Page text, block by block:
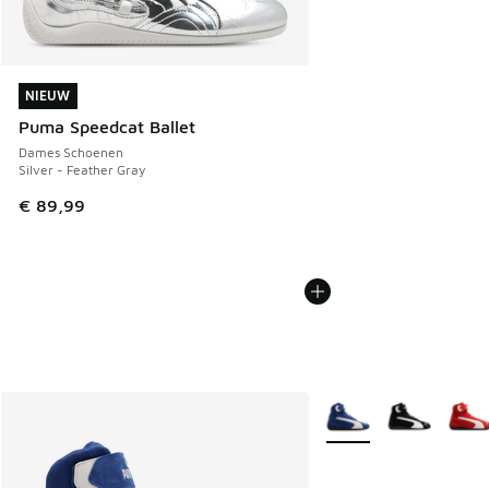
NIEUW
Puma Speedcat Ballet
Dames Schoenen
Silver - Feather Gray
€ 89,99
NIEUW
Meer kleuren